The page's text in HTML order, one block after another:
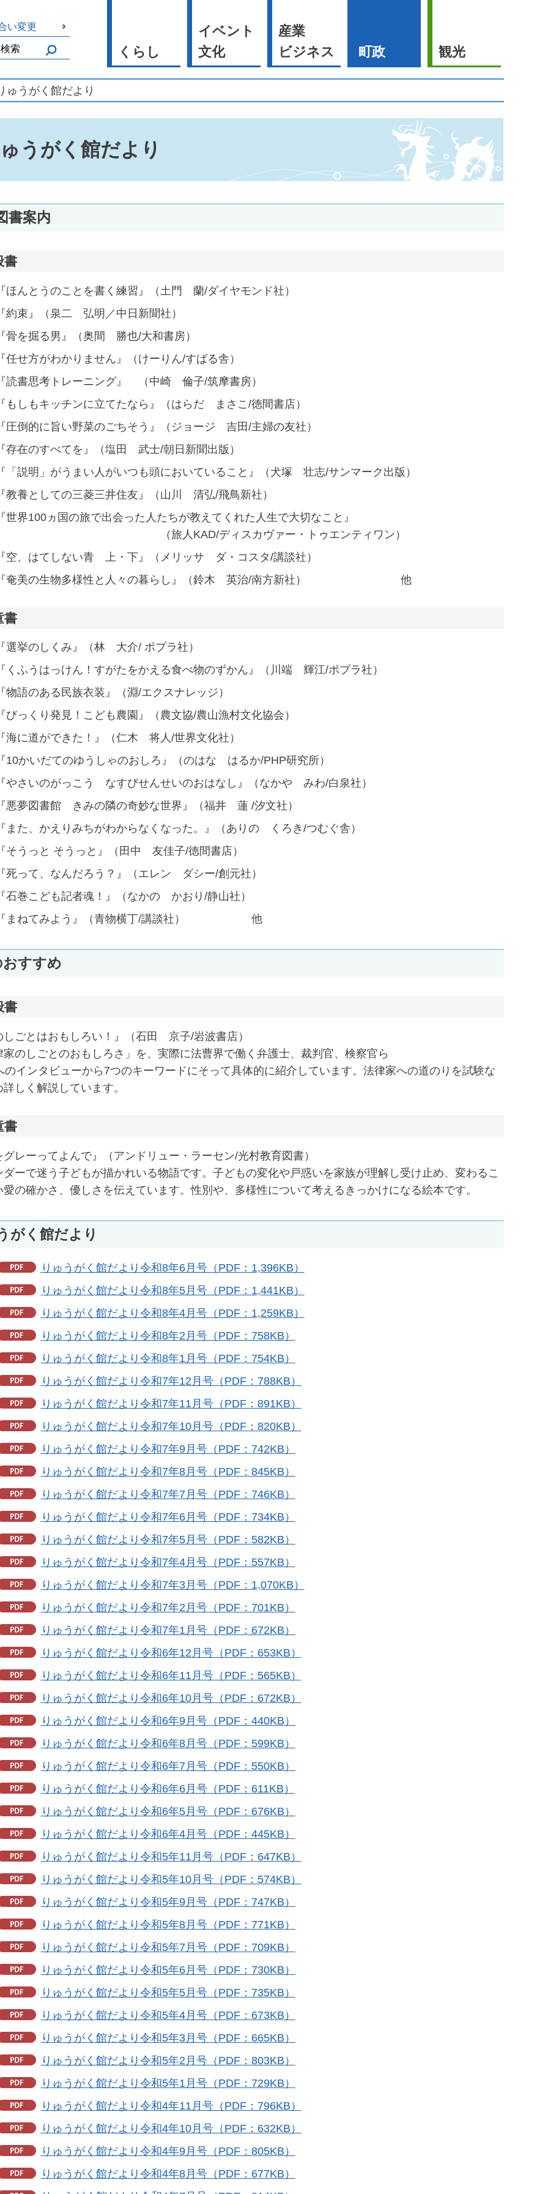
い変更
くらし
イベント
文化
産業
ビジネス
町政 観光
ゅうがく館だより
うがく館だより
書案内
書
ほんとうのことを書く練習』（土門 蘭/ダイヤモンド社）
約束』（泉二 弘明／中日新聞社）
骨を掘る男』（奥間 勝也/大和書房）
任せ方がわかりません』（けーりん/すばる舎）
読書思考トレーニング』 （中崎 倫子/筑摩書房）
もしもキッチンに立てたなら』（はらだ まさこ/徳間書店）
圧倒的に旨い野菜のごちそう』（ジョージ 吉田/主婦の友社）
存在のすべてを』（塩田 武士/朝日新聞出版）
「説明」がうまい人がいつも頭においていること』（犬塚 壮志/サンマーク出版）
教養としての三菱三井住友』（山川 清弘/飛鳥新社）
世界100ヵ国の旅で出会った人たちが教えてくれた人生で大切なこと』
旅人KAD/ディスカヴァー・トゥエンティワン）
空、はてしない青 上・下』（メリッサ ダ・コスタ/講談社）
奄美の生物多様性と人々の暮らし』（鈴木 英治/南方新社） 他
書
選挙のしくみ』（林 大介/ ポプラ社）
くふうはっけん！すがたをかえる食べ物のずかん』（川端 輝江/ポプラ社）
物語のある民族衣装』（淵/エクスナレッジ）
びっくり発見！こども農園』（農文協/農山漁村文化協会）
海に道ができた！』（仁木 将人/世界文化社）
10かいだてのゆうしゃのおしろ』（のはな はるか/PHP研究所）
やさいのがっこう なすびせんせいのおはなし』（なかや みわ/白泉社）
悪夢図書館 きみの隣の奇妙な世界』（福井 蓮 /汐文社）
また、かえりみちがわからなくなった。』（ありの くろき/つむぐ舎）
そうっと そうっと』（田中 友佳子/徳間書店）
死って、なんだろう？』（エレン ダシー/創元社）
石巻こども記者魂！』（なかの かおり/静山社）
まねてみよう』（青物横丁/講談社） 他
すすめ
書
しごとはおもしろい！』（石田 京子/岩波書店）
のしごとのおもしろさ」を、実際に法曹界で働く弁護士、裁判官、検察官ら
のインタビューから7つのキーワードにそって具体的に紹介しています。法律家への道のりを試験な
しく解説しています。
書
レーってよんで』（アンドリュー・ラーセン/光村教育図書）
ーで迷う子どもが描かれいる物語です。子どもの変化や戸惑いを家族が理解し受け止め、変わるこ
愛の確かさ、優しさを伝えています。性別や、多様性について考えるきっかけになる絵本です。
がく館だより
りゅうがく館だより令和8年6月号（PDF：1,396KB）
りゅうがく館だより令和8年5月号（PDF：1,441KB）
りゅうがく館だより令和8年4月号（PDF：1,259KB）
りゅうがく館だより令和8年2月号（PDF：758KB）
りゅうがく館だより令和8年1月号（PDF：754KB）
りゅうがく館だより令和7年12月号（PDF：788KB）
りゅうがく館だより令和7年11月号（PDF：891KB）
りゅうがく館だより令和7年10月号（PDF：820KB）
りゅうがく館だより令和7年9月号（PDF：742KB）
りゅうがく館だより令和7年8月号（PDF：845KB）
りゅうがく館だより令和7年7月号（PDF：746KB）
りゅうがく館だより令和7年6月号（PDF：734KB）
りゅうがく館だより令和7年5月号（PDF：582KB）
りゅうがく館だより令和7年4月号（PDF：557KB）
りゅうがく館だより令和7年3月号（PDF：1,070KB）
りゅうがく館だより令和7年2月号（PDF：701KB）
りゅうがく館だより令和7年1月号（PDF：672KB）
りゅうがく館だより令和6年12月号（PDF：653KB）
りゅうがく館だより令和6年11月号（PDF：565KB）
りゅうがく館だより令和6年10月号（PDF：672KB）
りゅうがく館だより令和6年9月号（PDF：440KB）
りゅうがく館だより令和6年8月号（PDF：599KB）
りゅうがく館だより令和6年7月号（PDF：550KB）
りゅうがく館だより令和6年6月号（PDF：611KB）
りゅうがく館だより令和6年5月号（PDF：676KB）
りゅうがく館だより令和6年4月号（PDF：445KB）
りゅうがく館だより令和5年11月号（PDF：647KB）
りゅうがく館だより令和5年10月号（PDF：574KB）
りゅうがく館だより令和5年9月号（PDF：747KB）
りゅうがく館だより令和5年8月号（PDF：771KB）
りゅうがく館だより令和5年7月号（PDF：709KB）
りゅうがく館だより令和5年6月号（PDF：730KB）
りゅうがく館だより令和5年5月号（PDF：735KB）
りゅうがく館だより令和5年4月号（PDF：673KB）
りゅうがく館だより令和5年3月号（PDF：665KB）
りゅうがく館だより令和5年2月号（PDF：803KB）
りゅうがく館だより令和5年1月号（PDF：729KB）
りゅうがく館だより令和4年11月号（PDF：796KB）
りゅうがく館だより令和4年10月号（PDF：632KB）
りゅうがく館だより令和4年9月号（PDF：805KB）
りゅうがく館だより令和4年8月号（PDF：677KB）